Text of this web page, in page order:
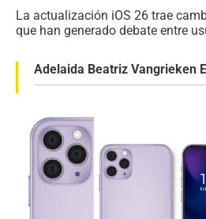
La actualización iOS 26 trae
que han generado debate entre
Adelaida Beatriz Vangrieken